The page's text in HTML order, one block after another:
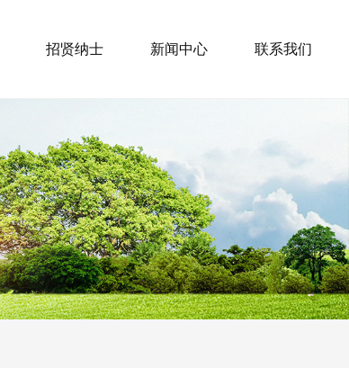
招贤纳士 新闻中心 联系我们